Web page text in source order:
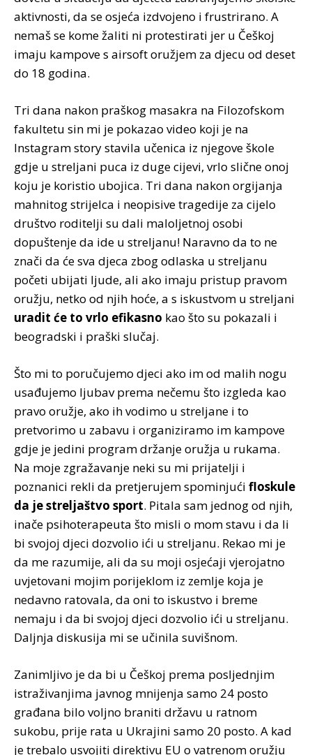
aktivnosti, da se osjeća izdvojeno i frustrirano. A
nemaš se kome žaliti ni protestirati jer u Češkoj
imaju kampove s airsoft oružjem za djecu od deset
do 18 godina.
Tri dana nakon praškog masakra na Filozofskom
fakultetu sin mi je pokazao video koji je na
Instagram story stavila učenica iz njegove škole
gdje u streljani puca iz duge cijevi, vrlo slične onoj
koju je koristio ubojica. Tri dana nakon orgijanja
mahnitog strijelca i neopisive tragedije za cijelo
društvo roditelji su dali maloljetnoj osobi
dopuštenje da ide u streljanu! Naravno da to ne
znači da će sva djeca zbog odlaska u streljanu
početi ubijati ljude, ali ako imaju pristup pravom
oružju, netko od njih hoće, a s iskustvom u streljani
uradit će to vrlo efikasno kao što su pokazali i
beogradski i praški slučaj.
Što mi to poručujemo djeci ako im od malih nogu
usađujemo ljubav prema nečemu što izgleda kao
pravo oružje, ako ih vodimo u streljane i to
pretvorimo u zabavu i organiziramo im kampove
gdje je jedini program držanje oružja u rukama.
Na moje zgražavanje neki su mi prijatelji i
poznanici rekli da pretjerujem spominjući floskule
da je streljaštvo sport. Pitala sam jednog od njih,
inače psihoterapeuta što misli o mom stavu i da li
bi svojoj djeci dozvolio ići u streljanu. Rekao mi je
da me razumije, ali da su moji osjećaji vjerojatno
uvjetovani mojim porijeklom iz zemlje koja je
nedavno ratovala, da oni to iskustvo i breme
nemaju i da bi svojoj djeci dozvolio ići u streljanu.
Daljnja diskusija mi se učinila suvišnom.
Zanimljivo je da bi u Češkoj prema posljednjim
istraživanjima javnog mnijenja samo 24 posto
građana bilo voljno braniti državu u ratnom
sukobu, prije rata u Ukrajini samo 20 posto. A kad
je trebalo usvojiti direktivu EU o vatrenom oružju